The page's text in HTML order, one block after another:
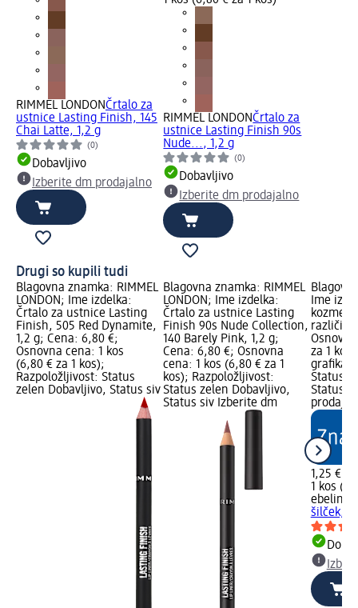
RIMMEL LONDONČrtalo za
ustnice Lasting Finish, 145
Chai Latte, 1,2 g
(0)
Dobavljivo
Izberite dm prodajalno
RIMMEL LONDONČrtalo za
ustnice Lasting Finish 90s
Nude..., 1,2 g
(0)
Dobavljivo
Izberite dm prodajalno
Drugi so kupili tudi
Blagovna znamka: RIMMEL
LONDON; Ime izdelka:
Črtalo za ustnice Lasting
Finish, 505 Red Dynamite,
1,2 g; Cena: 6,80 €;
Osnovna cena: 1 kos
(6,80 € za 1 kos);
Razpoložljivost: Status
zelen Dobavljivo, Status siv
Blagovna znamka: RIMMEL
LONDON; Ime izdelka:
Črtalo za ustnice Lasting
Finish 90s Nude Collection,
140 Barely Pink, 1,2 g;
Cena: 6,80 €; Osnovna
cena: 1 kos (6,80 € za 1
kos); Razpoložljivost:
Status zelen Dobavljivo,
Status siv Izberite dm
Ime
različic,
za 1
grafika;
Status
Status
1,25 €
1 kos
ebelin
šilček,